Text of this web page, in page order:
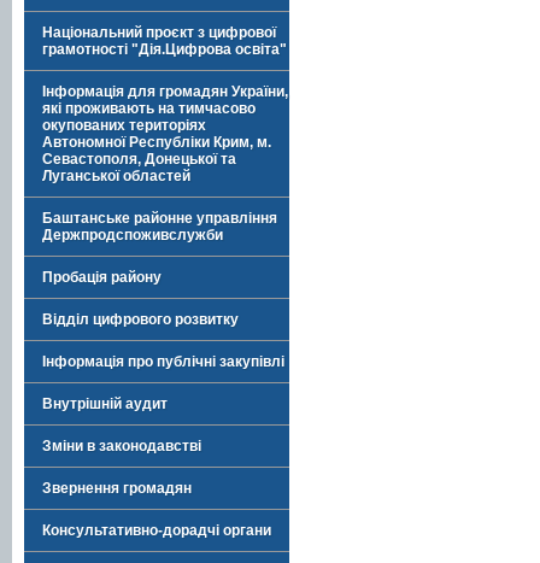
Національний проєкт з цифрової
грамотності "Дія.Цифрова освіта"
Інформація для громадян України,
які проживають на тимчасово
окупованих територіях
Автономної Республіки Крим, м.
Севастополя, Донецької та
Луганської областей
Баштанське районне управління
Держпродспоживслужби
Пробація району
Відділ цифрового розвитку
Інформація про публічні закупівлі
Внутрішній аудит
Зміни в законодавстві
Звернення громадян
Консультативно-дорадчі органи